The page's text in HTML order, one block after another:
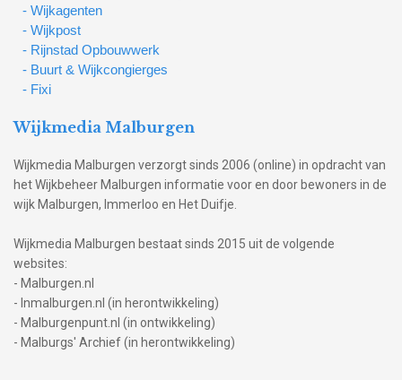
- Wijkagenten
- Wijkpost
- Rijnstad Opbouwwerk
- Buurt & Wijkcongierges
- Fixi
Wijkmedia Malburgen
Wijkmedia Malburgen verzorgt sinds 2006 (online) in opdracht van
het Wijkbeheer Malburgen informatie voor en door bewoners in de
wijk Malburgen, Immerloo en Het Duifje.
Wijkmedia Malburgen bestaat sinds 2015 uit de volgende
websites:
- Malburgen.nl
- Inmalburgen.nl (in herontwikkeling)
- Malburgenpunt.nl (in ontwikkeling)
- Malburgs' Archief (in herontwikkeling)